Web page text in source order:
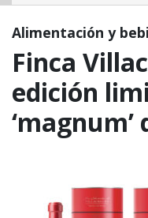
Alimentación y
Finca
edición
‘magnum’